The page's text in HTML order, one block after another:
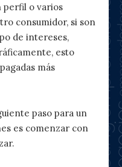
perfil o varios
consumidor, si son
de intereses,
esto
más
paso para un
es comenzar con